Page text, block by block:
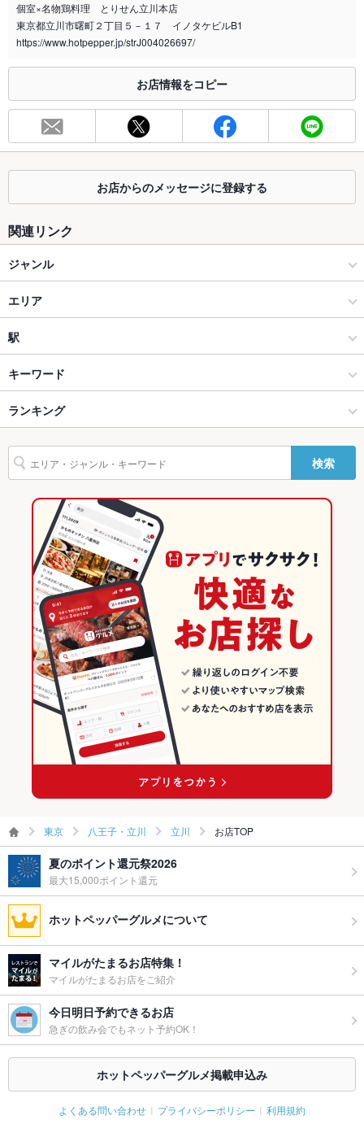
喫煙専用室 なし
合わせください。
お席
90席(少人数様～団体様まで対応したお席を多数完備しておりま
す。)
最大宴会収
90人(女子会・同窓会・結婚式の二次会などにも◎)
座敷
掘りごたつ
あり ：扉付きの完全個室完備/大小様々な個室がございます。詳
カウンター
なし ：カウンター席はございませんが個室・掘りごたつ席をご
用意しております。
ソファー
なし ：ソファ席はございませんが個室・掘りごたつ席をご用意
しております。
貸切
貸切可 ：団体貸切も大歓迎♪詳細は店舗までお問い合わせ下さ
い。
あり
バリアフリ
なし ：スタッフ一同お手伝いさせて頂きますのでご安心してご
利用下さい！
駐車場 なし ：お近くのコインパーキングをご利用下さい。
その他設備
幹事様無料クーポン実施中♪団体様のご予約の際におトク◎
他、誕生日のサプライズもOK
その他
あり
お子様連れ お子様連れ歓迎 ：お子様連れ大歓迎です♪
ウェディン
グパーティ
ー二次会
誕生日・記念日特典デザート有り♪※各種宴会ご相談ください
お祝い・サ
プライズ対
応
備考
個室×名物鶏料理 とりせん立川本店
東京都立川市曙町２丁目５－１７ イノタケビルB1
https://www.hotpepper.jp/strJ004026697/
お店情報をコピー
お店からのメッセージに登録する
関連リンク
ジャンル
居酒屋
和風
八王子・立川 × 居酒屋
八王子・立川 × 和風
立川駅 × 居酒屋
立川駅 × 和風
エリア
立川
立川 × 居酒屋
立川 × 和風
東京
東京 × 居酒屋
東京 × 和風
駅
立川駅
立川北駅
キーワード
からあげ
パフェ 白湯鍋 鶏すき鍋
ランキング
東京のグルメランキング
東京の居酒屋ランキング
八王子・立川のグルメランキング
八王子・立川の居酒屋ランキング
立川のグルメランキング
立川の居酒屋ランキング
検索
東京 八王子・立川 立川 お店TOP
夏のポイント還元祭2026
最大15,000ポイント還元
ホットペッパーグルメについて
マイルがたまるお店特集！
マイルがたまるお店をご紹介
今日明日予約できるお店
急ぎの飲み会でもネット予約OK！
ホットペッパーグルメ掲載申込み
よくある問い合わせ プライバシーポリシー 利用規約